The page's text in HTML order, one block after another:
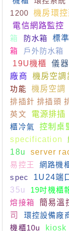
1200
機房環控
電信網路監控
箱
防水箱 標
箱
戶外防水箱
19U機櫃
儀
廠商
機房空調
功能
機房空調
排插針 排插頭
英文
電源排插
櫃冷氣
控制桌
specification
18u
server
易控王
網路機
spec
1U24端
35u
19吋機櫃
熔接箱
簡易溫
司
環控設備廠
機櫃10u
kiosk